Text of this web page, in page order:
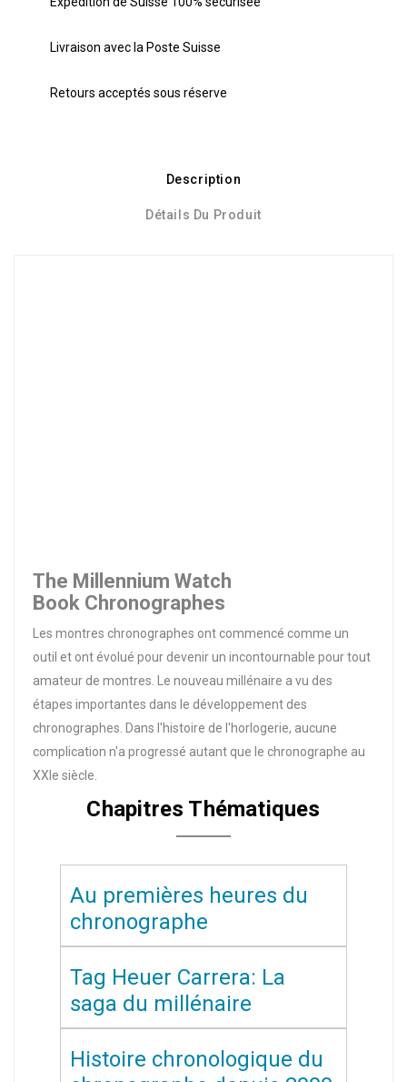
Livraison avec la Poste Suisse
Retours acceptés sous réserve
Description
Détails Du Produit
The Millennium Watch
Book Chronographes
Les montres chronographes ont commencé comme un
outil et ont évolué pour devenir un incontournable pour tout
amateur de montres. Le nouveau millénaire a vu des
étapes importantes dans le développement des
chronographes. Dans l'histoire de l'horlogerie, aucune
complication n'a progressé autant que le chronographe au
XXIe siècle.
Chapitres Thématiques
Au premières heures du
chronographe
Tag Heuer Carrera: La
saga du millénaire
Histoire chronologique du